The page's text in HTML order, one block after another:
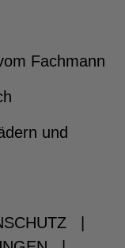
Fachmann
und